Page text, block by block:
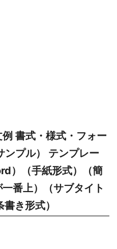
書式・様式・フォー
ンプル） テンプレー
）（手紙形式）（簡
番上）（サブタイト
き形式）